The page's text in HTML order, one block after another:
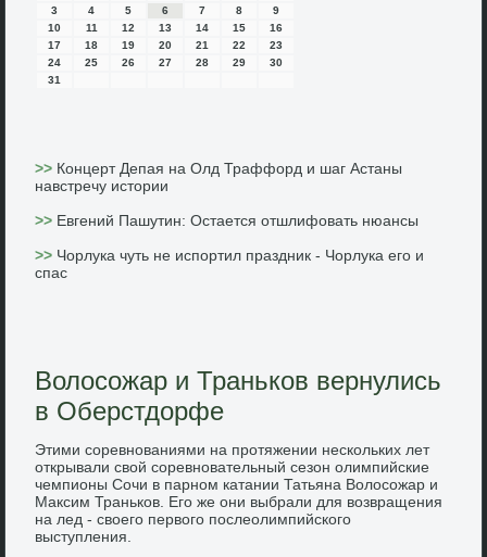
3
4 5 6 7 8
9
10
11 12 13 14 15
16
17
18 19 20 21 22
23
24
25 26 27 28 29
30
31
>> Концерт Депая на Олд Траффорд и шаг Астаны
навстречу истории
>> Евгений Пашутин: Остается отшлифовать нюансы
>> Чорлука чуть не испортил праздник - Чорлука его и
спас
Волосожар и Траньков вернулись
в Оберстдорфе
Этими соревнованиями на протяжении нескольких лет
открывали свой соревновательный сезон олимпийские
чемпионы Сочи в парном катании Татьяна Волосожар и
Максим Траньков. Его же они выбрали для возвращения
на лед - своего первого послеолимпийского
выступления.